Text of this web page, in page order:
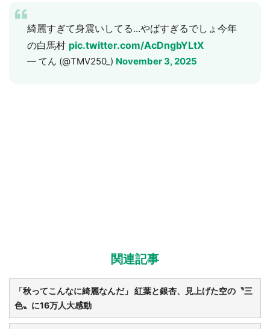
綺麗すぎて身震いしてる...やばすぎるでしょ今年
の白馬村 pic.twitter.com/AcDngbYLtX
— てん (@TMV250_) November 3, 2025
関連記事
「秋ってこんなに綺麗なんだ」 紅葉と銀杏、見上げた空の〝三
色〟に16万人大感動